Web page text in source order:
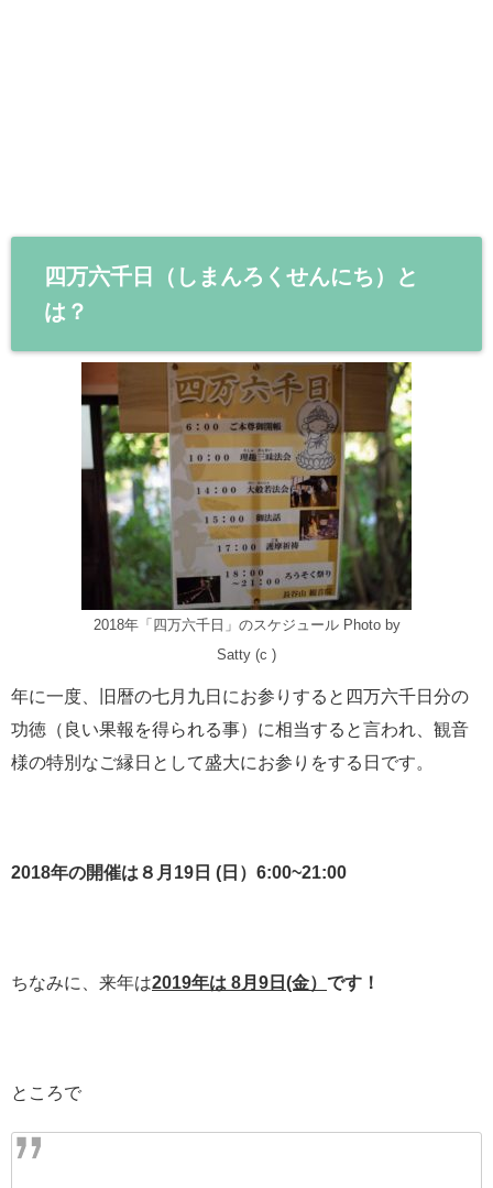
四万六千日（しまんろくせんにち）と
は？
2018年「四万六千日」のスケジュール Photo by
Satty (c )
年に一度、旧暦の七月九日にお参りすると四万六千日分の
功徳（良い果報を得られる事）に相当すると言われ、観音
様の特別なご縁日として盛大にお参りをする日です。
2018年の開催は８月19日 (日）6:00~21:00
ちなみに、来年は2019年は 8月9日(金） です！
ところで